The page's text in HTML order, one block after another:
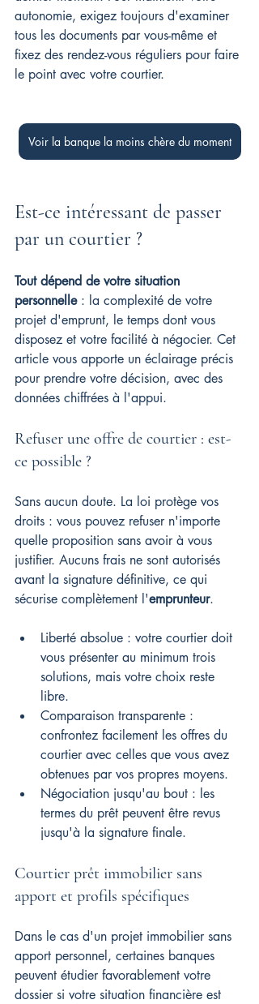
autonomie, exigez toujours d'examiner
tous les documents par vous-même et
fixez des rendez-vous réguliers pour faire
le point avec votre courtier.
Voir la banque la moins chère du moment
Est-ce intéressant de passer
par un courtier ?
Tout dépend de votre situation
personnelle : la complexité de votre
projet d'emprunt, le temps dont vous
disposez et votre facilité à négocier. Cet
article vous apporte un éclairage précis
pour prendre votre décision, avec des
données chiffrées à l'appui.
Refuser une offre de courtier : est-
ce possible ?
Sans aucun doute. La loi protège vos
droits : vous pouvez refuser n'importe
quelle proposition sans avoir à vous
justifier. Aucuns frais ne sont autorisés
avant la signature définitive, ce qui
sécurise complètement l'emprunteur.
Liberté absolue : votre courtier doit
vous présenter au minimum trois
solutions, mais votre choix reste
libre.
Comparaison transparente :
confrontez facilement les offres du
courtier avec celles que vous avez
obtenues par vos propres moyens.
Négociation jusqu'au bout : les
termes du prêt peuvent être revus
jusqu'à la signature finale.
Courtier prêt immobilier sans
apport et profils spécifiques
Dans le cas d'un projet immobilier sans
apport personnel, certaines banques
peuvent étudier favorablement votre
dossier si votre situation financière est